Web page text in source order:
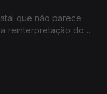
que não parece
reinterpretação do